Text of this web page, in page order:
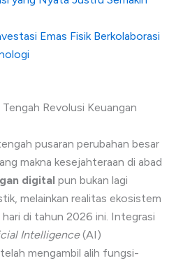
Emas Fisik Berkolaborasi
Revolusi Keuangan
pusaran perubahan besar
makna kesejahteraan di abad
digital pun bukan lagi
melainkan realitas ekosistem
di tahun 2026 ini. Integrasi
Intelligence(AI)
mengambil alih fungsi-